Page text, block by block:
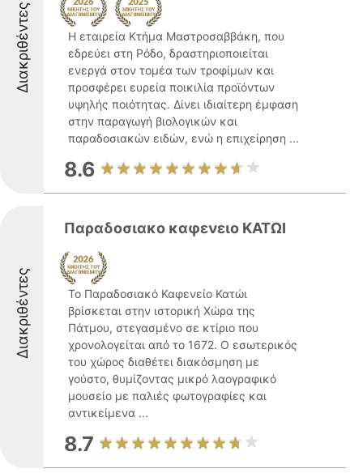
Διακριθέντες
Η εταιρεία Κτήμα Μαστροσαββάκη, που
εδρεύει στη Ρόδο, δραστηριοποιείται
ενεργά στον τομέα των τροφίμων και
προσφέρει ευρεία ποικιλία προϊόντων
υψηλής ποιότητας. Δίνει ιδιαίτερη έμφαση
στην παραγωγή βιολογικών και
παραδοσιακών ειδών, ενώ η επιχείρηση ...
8.6
Διακριθέντες
Παραδοσιακο καφενειο ΚΑΤΩΙ
Το Παραδοσιακό Καφενείο Κατώι
βρίσκεται στην ιστορική Χώρα της
Πάτμου, στεγασμένο σε κτίριο που
χρονολογείται από το 1672. Ο εσωτερικός
του χώρος διαθέτει διακόσμηση με
γούστο, θυμίζοντας μικρό λαογραφικό
μουσείο με παλιές φωτογραφίες και
αντικείμενα ...
8.7